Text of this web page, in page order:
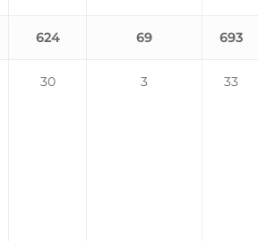
624 69 693
30 3 33